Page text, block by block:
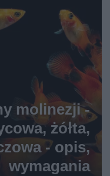
molinezji -
żółta,
- opis,
wymagania